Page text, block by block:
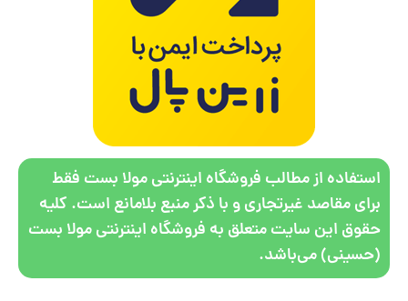
استفاده از مطالب فروشگاه اینترنتی مولا بست فقط
برای مقاصد غیرتجاری و با ذکر منبع بلامانع است. کلیه
حقوق این سایت متعلق به فروشگاه اینترنتی مولا بست
(حسینی) می‌باشد.